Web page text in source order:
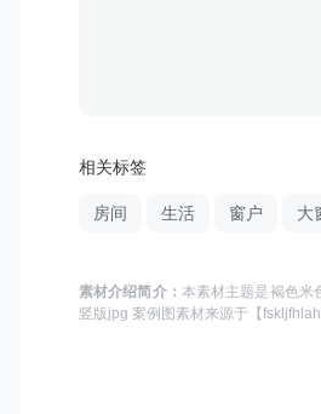
相关标签
房间 生活 窗户 大
素材介绍简介： 本素材主题是褐色米
竖版jpg 案例图 素材来源于 【